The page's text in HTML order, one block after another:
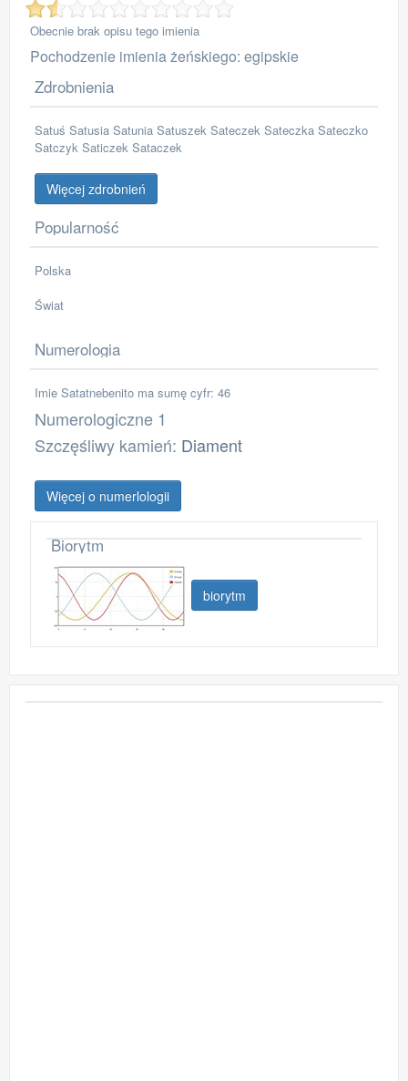
Obecnie brak opisu tego imienia
Pochodzenie imienia żeńskiego: egipskie
Zdrobnienia
Satuś Satusia Satunia Satuszek Sateczek Sateczka Sateczko
Satczyk Saticzek Sataczek
Więcej zdrobnień
Popularność
Polska
Świat
Numerologia
Imie Satatnebenito ma sumę cyfr: 46
Numerologiczne 1
Szczęśliwy kamień: Diament
Więcej o numerlologii
Biorytm
biorytm